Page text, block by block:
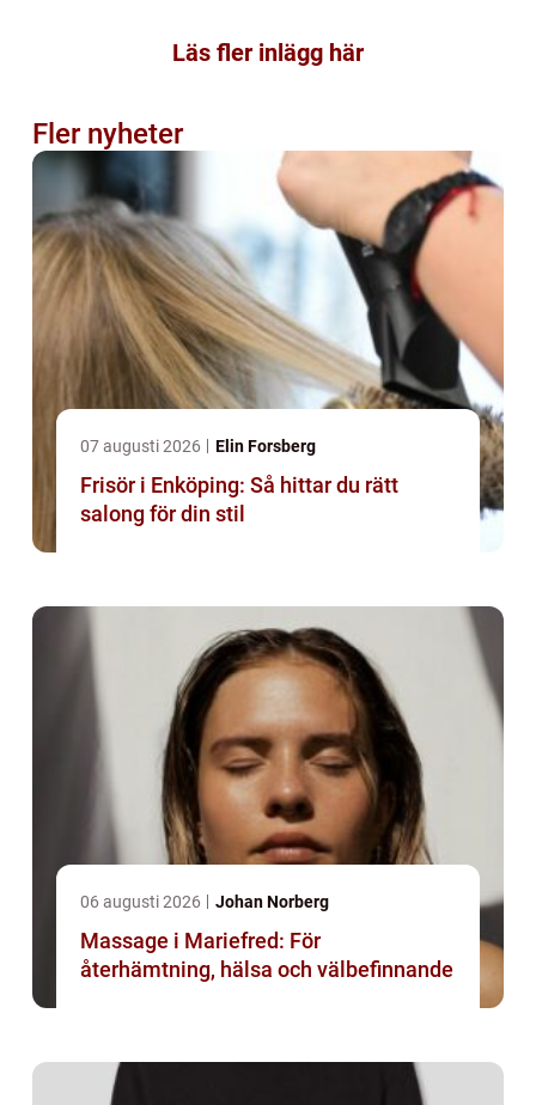
Läs fler inlägg här
Fler nyheter
07 augusti 2026 Elin Forsberg
Frisör i Enköping: Så hittar du rätt
salong för din stil
06 augusti 2026 Johan Norberg
Massage i Mariefred: För
återhämtning, hälsa och välbefinnande